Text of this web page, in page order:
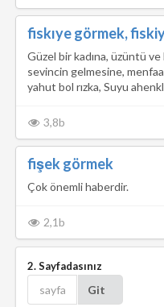
fiskıye görmek,
Güzel bir kadına, üzüntü
sevincin gelmesine,
yahut bol rızka, Suyu
3,8b
fişek görmek
Çok önemli haberdir.
2,1b
2. Sayfadasınız
Git